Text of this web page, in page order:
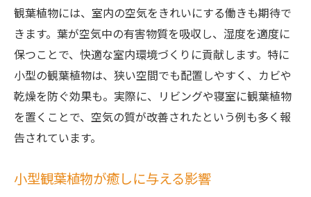
観葉植物には、室内の空気をきれいにする働きも期待で
きます。葉が空気中の有害物質を吸収し、湿度を適度に
保つことで、快適な室内環境づくりに貢献します。特に
小型の観葉植物は、狭い空間でも配置しやすく、カビや
乾燥を防ぐ効果も。実際に、リビングや寝室に観葉植物
を置くことで、空気の質が改善されたという例も多く報
告されています。
小型観葉植物が癒しに与える影響